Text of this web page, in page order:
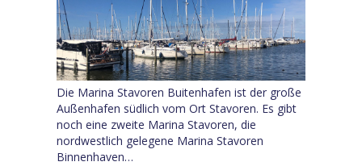
Die Marina Stavoren Buitenhafen ist der große
Außenhafen südlich vom Ort Stavoren. Es gibt
noch eine zweite Marina Stavoren, die
nordwestlich gelegene Marina Stavoren
Binnenhaven…